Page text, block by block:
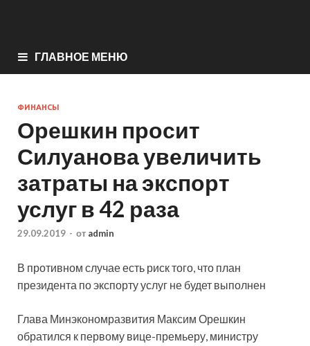
ГЛАВНОЕ МЕНЮ
ФИНАНСЫ
Орешкин просит
Силуанова увеличить
затраты на экспорт
услуг в 42 раза
29.09.2019 - от admin
В противном случае есть риск того, что план
президента по экспорту услуг не будет выполнен
Глава Минэкономразвития Максим Орешкин
обратился к первому вице-премьеру, министру